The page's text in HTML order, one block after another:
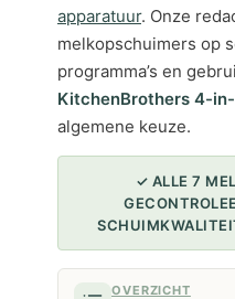
apparatuur. Onze
melkopschuimers op
programma’s en
KitchenBrothers 4-
algemene keuze.
✓ ALLE 7
OVERZICHT